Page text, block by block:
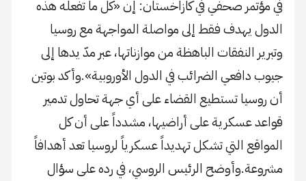
في مؤتمر صحفي في كازاخستان: إن «كل ما تفعله هذه
الدول يهدف فقط إلى مواصلة المواجهة مع روسيا
وتبرير النفقات الباهظة من موازناتها، عبر مدّ يدها إلى
جيوب دافعي الضرائب في الدول الأوروبية».وأكد بوتين
أن روسيا تستطيع القضاء على أي جهة تحاول تدمير
قواعد عسكرية على أراضيها، مشدداً على أن كل
المواقع التي تشكل تهديداً عسكرياً لروسيا تعد أهدافاً
مشروعة.وأوضح الرئيس الروسي، في رده على سؤال